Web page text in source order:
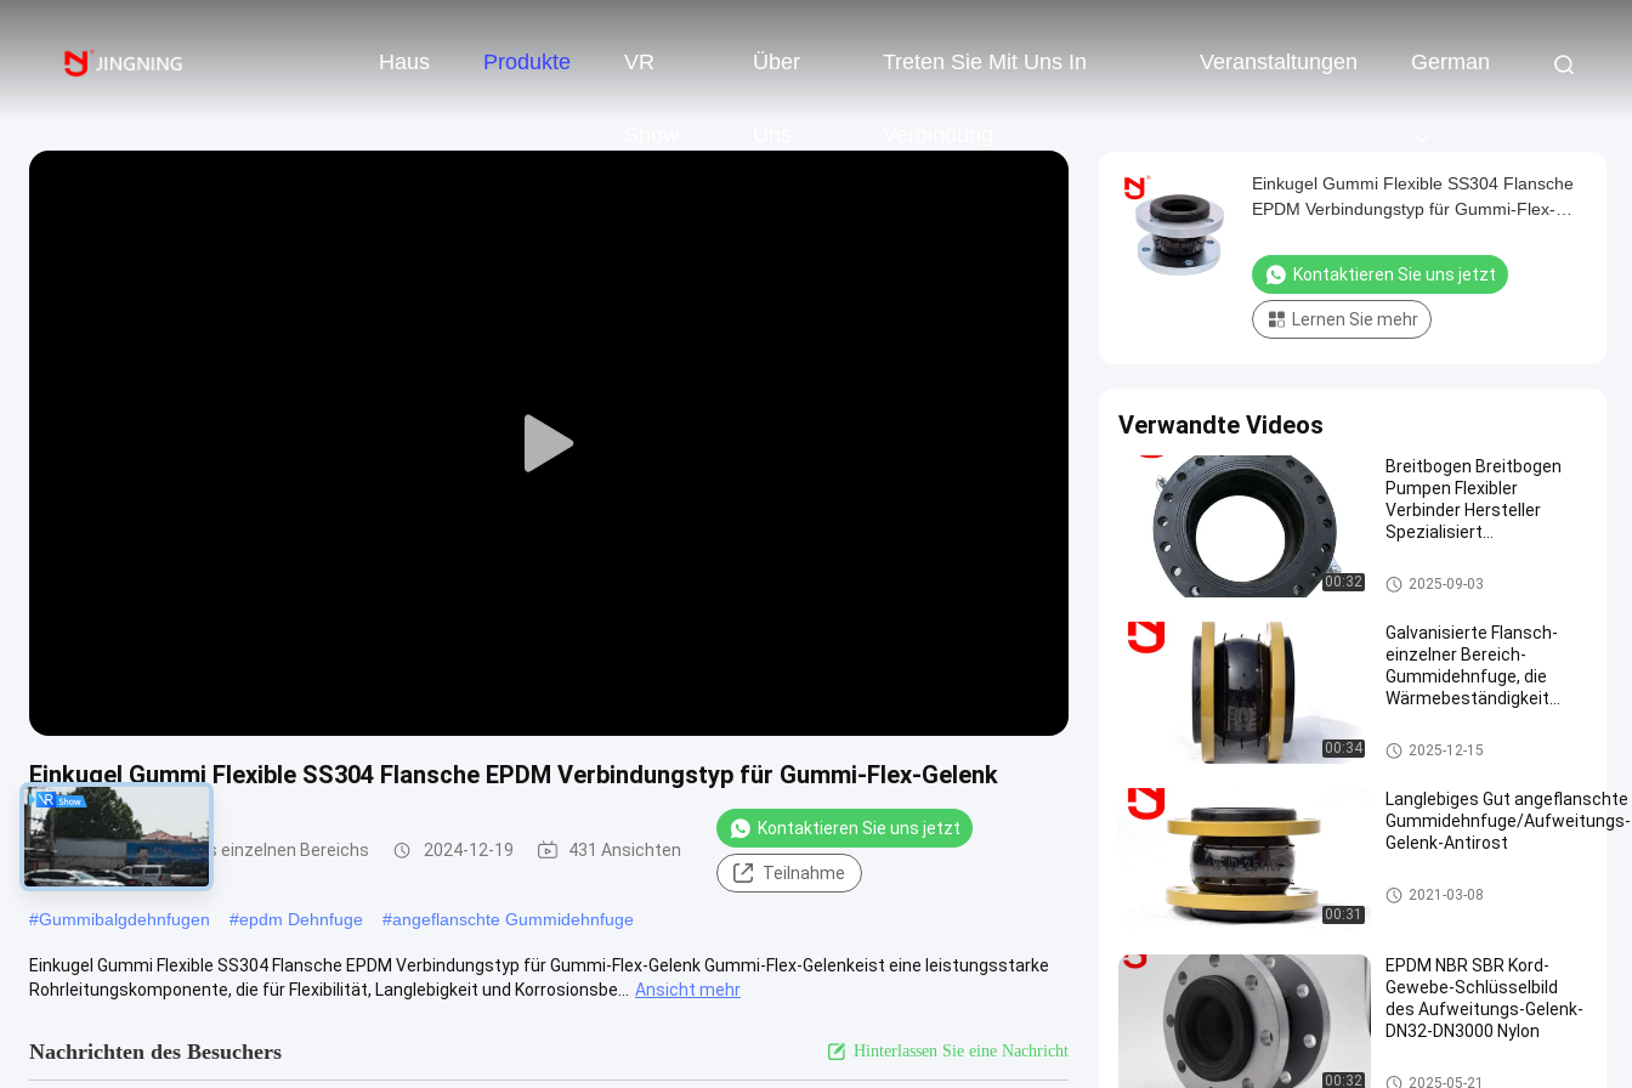
Haus Produkte VR Über Treten Sie Mit Uns In Veranstaltungen German
Play
Einkugel Gummi Flexible SS304 Flansche EPDM Verbindungstyp für Gummi-Flex-Gelenk
Gummidehnfuge des einzelnen Bereichs 2024-12-19 431 Ansichten
Kontaktieren Sie uns jetzt
Teilnahme
#Gummibalgdehnfugen #epdm Dehnfuge #angeflanschte Gummidehnfuge
Einkugel Gummi Flexible SS304 Flansche EPDM Verbindungstyp für Gummi-Flex-Gelenk Gummi-Flex-Gelenkeist eine leistungsstarke
Rohrleitungskomponente, die für Flexibilität, Langlebigkeit und Korrosionsbe...
Ansicht mehr
Nachrichten des Besuchers Hinterlassen Sie eine Nachricht
Einkugel Gummi Flexible SS304 Flansche
EPDM Verbindungstyp für Gummi-Flex-
Kontaktieren Sie uns jetzt
Lernen Sie mehr
Verwandte Videos
00:32
Breitbogen Breitbogen
Pumpen Flexibler
Verbinder Hersteller
Spezialisiert
epdm Gummidehnfuge
2025-09-03
00:34
Galvanisierte Flansch-
einzelner Bereich-
Gummidehnfuge, die
Wärmebeständigkeit
Gummidehnfuge des einzelne
n Bereichs
2025-12-15
00:31
Langlebiges Gut angeflanschte
Gummidehnfuge/Aufweitungs-
Gelenk-Antirost
Gummidehnfuge des einzelnen Berei
chs
2021-03-08
00:32
EPDM NBR SBR Kord-
Gewebe-Schlüsselbild
des Aufweitungs-Gelenk-
DN32-DN3000 Nylon
Gummidehnfuge des einzelne
2025-05-21